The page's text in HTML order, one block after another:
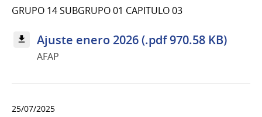
GRUPO 14 SUBGRUPO 01 CAPITULO 03
Ajuste enero 2026 (.pdf 970.58 KB)
AFAP
25/07/2025